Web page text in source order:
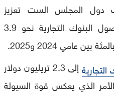
دول المجلس الست تعزيز
استقرارها المالي، إذ بلغت أصول البنوك التجارية نحو 3.9
التجارية
إلى 2.3 تريليون دولار
10.6 بالمئة، الأمر الذي يعكس قوة السيولة